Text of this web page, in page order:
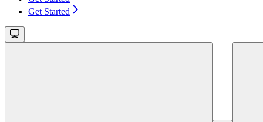
Get Started